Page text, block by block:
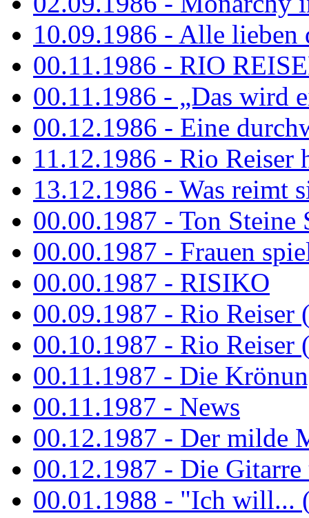
10.09.1986 - Alle lieben
00.11.1986 - RIO
00.11.1986 - „Das wird
00.12.1986 - Eine
11.12.1986 - Rio Reiser
13.12.1986 - Was reimt
00.00.1987 - Ton Steine
00.00.1987 - Frauen
00.00.1987 - RISIKO
00.09.1987 - Rio Reiser
00.10.1987 - Rio Reiser
00.11.1987 - Die
00.11.1987 - News
00.12.1987 - Der milde
00.12.1987 - Die Gitarre
00.01.1988 - "Ich will...